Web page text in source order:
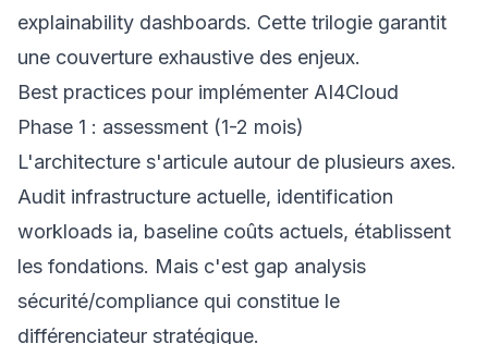
explainability dashboards. Cette trilogie garantit
une couverture exhaustive des enjeux.
Best practices pour implémenter AI4Cloud
Phase 1 : assessment (1-2 mois)
L'architecture s'articule autour de plusieurs axes.
Audit infrastructure actuelle, identification
workloads ia, baseline coûts actuels, établissent
les fondations. Mais c'est gap analysis
sécurité/compliance qui constitue le
différenciateur stratégique.